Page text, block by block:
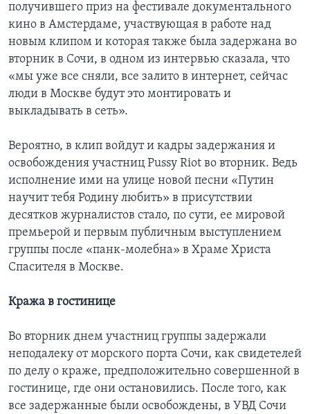
получившего приз на фестивале документального
кино в Амстердаме, участвующая в работе над
новым клипом и которая также была задержана во
вторник в Сочи, в одном из интервью сказала, что
«мы уже все сняли, все залито в интернет, сейчас
люди в Москве будут это монтировать и
выкладывать в сеть».
Вероятно, в клип войдут и кадры задержания и
освобождения участниц Pussy Riot во вторник. Ведь
исполнение ими на улице новой песни «Путин
научит тебя Родину любить» в присутствии
десятков журналистов стало, по сути, ее мировой
премьерой и первым публичным выступлением
группы после «панк-молебна» в Храме Христа
Спасителя в Москве.
Кража в гостинице
Во вторник днем участниц группы задержали
неподалеку от морского порта Сочи, как свидетелей
по делу о краже, предположительно совершенной в
гостинице, где они остановились. После того, как
все задержанные были освобождены, в УВД Сочи